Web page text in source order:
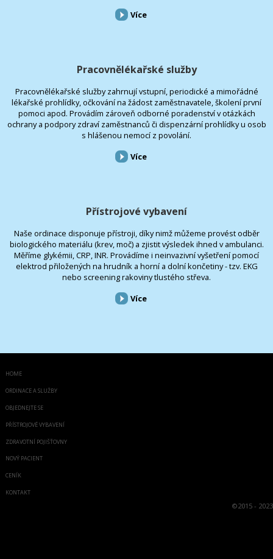
Více
Pracovnělékařské služby
Pracovnělékařské služby zahrnují vstupní, periodické a mimořádné
lékařské prohlídky, očkování na žádost zaměstnavatele, školení první
pomoci apod. Provádím zároveň odborné poradenství v otázkách
ochrany a podpory zdraví zaměstnanců či dispenzární prohlídky u osob
s hlášenou nemocí z povolání.
Více
Přístrojové vybavení
Naše ordinace disponuje přístroji, díky nimž můžeme provést odběr
biologického materiálu (krev, moč) a zjistit výsledek ihned v ambulanci.
Měříme glykémii, CRP, INR. Provádíme i neinvazivní vyšetření pomocí
elektrod přiložených na hrudník a horní a dolní končetiny - tzv. EKG
nebo screening rakoviny tlustého střeva.
Více
HOME
ORDINACE A SLUŽBY
OBJEDNEJTE SE
PŘÍSTROJOVÉ VYBAVENÍ
ZDRAVOTNÍ POJIŠŤOVNY
NOVÝ PACIENT
CENÍK
KONTAKT
©2015 - 2023